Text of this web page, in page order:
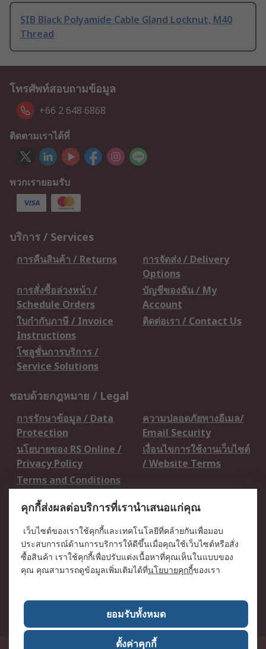
SIB Black Polyamide Cable Gland Locknut, M40
Thread
โทรศัพท์สอบถามข้อมูล
+66 2 648 6868
ติดตามเราได้ที่
พวกเรายอมรับ
บริการ / Services
การคืนสินค้า / Returns
การจัดส่ง / Delivery
Options
การสั่งซื้อล่วงหน้า /
Schedule Orders
บัญชีของฉัน / My
Account
ใบกำกับภาษี / Invoice
Instructions
ติดต่อเรา / Contact Us
โซลูชั่นการบริการ /
Service Solutions
ชอบด้วยกฎหมาย / Legal
การรักษาข้อมูล / Data
Protection
ความปลอดภัยทางอีเมล/
Email Security
นโยบายของ RS Online /
Privacy Policy
เงื่อนไขการใช้งานเว็บไซต์
/ Website Terms
Terms and Conditions
เกี่ยวกับ RS / About RS
RS ทั่วโลก / RS
Worldwide
ข่าวประชาสัมพันธ์ / Press
Centre
บริษัทในเครือ RS /
วิธีการชำระเงิน /
เกี่ยวกับ RS / About RS
อาชีพที่ RS / Careers
คุกกี้ส่งผลต่อบริการที่เรานำเสนอแก่คุณ
เว็บไซต์ของเราใช้คุกกี้และเทคโนโลยีที่คล้ายกันเพื่อมอบ
ประสบการณ์ด้านการบริการให้ดีขึ้นเมื่อคุณใช้เว็บไซต์หรือสั่ง
ซื้อสินค้า เราใช้คุกกี้เพื่อปรับแต่งเนื้อหาที่คุณเห็นในแบบของ
คุณ คุณสามารถดูข้อมูลเพิ่มเติมได้ที่นโยบายคุกกี้ของเรา
ยอมรับทั้งหมด
ตั้งค่าคุกกี้